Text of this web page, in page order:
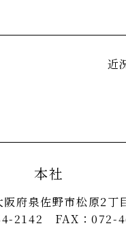
近
本社
府泉佐野市松原2丁
2142 FAX：072-